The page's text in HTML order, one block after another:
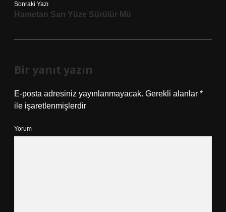
Sonraki Yazı
Hametan Sarı Yüze Sürülür Mü
Bir yanıt yazın
E-posta adresiniz yayınlanmayacak. Gerekli alanlar *
ile işaretlenmişlerdir
Yorum